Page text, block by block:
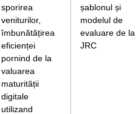
sporirea
veniturilor,
îmbunătățirea
eficienței
pornind de la
valuarea
maturității
digitale
utilizand
șablonul și
modelul de
evaluare de la
JRC